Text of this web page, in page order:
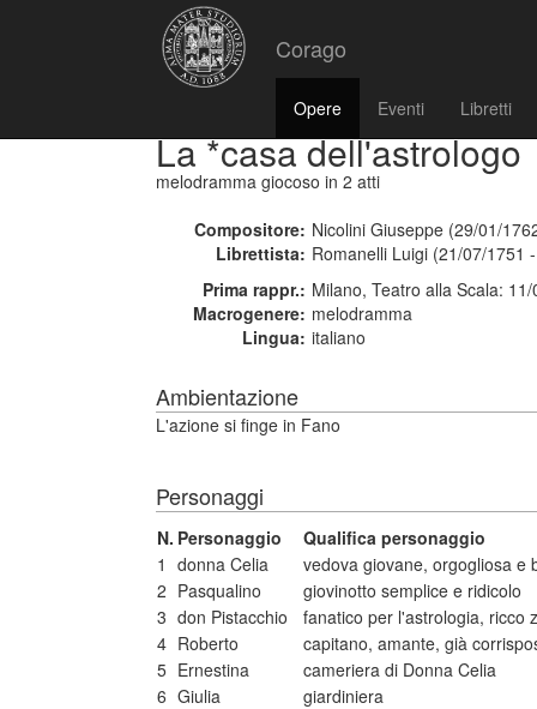
Corago
Opere Eventi Libretti
La *casa dell'astrologo
melodramma giocoso in 2 atti
Compositore: Nicolini Giuseppe (29/01/
Librettista: Romanelli Luigi (21/07/1751
Prima rappr.: Milano, Teatro alla Scala:
Macrogenere: melodramma
Lingua: italiano
Ambientazione
L'azione si finge in Fano
Personaggi
N. Personaggio
Qualifica personaggio
1 donna Celia
vedova giovane, orgogliosa e
2 Pasqualino
giovinotto semplice e ridicolo
3 don Pistacchio
fanatico per l'astrologia, ricco
4 Roberto
capitano, amante, già
5 Ernestina
cameriera di Donna Celia
6 Giulia
giardiniera